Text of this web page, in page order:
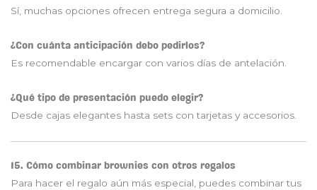
Sí, muchas opciones ofrecen entrega segura a domicilio.
¿Con cuánta anticipación debo pedirlos?
Es recomendable encargar con varios días de antelación.
¿Qué tipo de presentación puedo elegir?
Desde cajas elegantes hasta sets con tarjetas y accesorios.
15. Cómo combinar brownies con otros regalos
Para hacer el regalo aún más especial, puedes combinar tus